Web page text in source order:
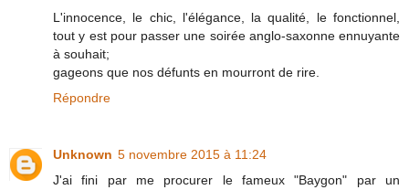
L'innocence, le chic, l'élégance, la qualité, le fonctionnel,
tout y est pour passer une soirée anglo-saxonne ennuyante
à souhait;
gageons que nos défunts en mourront de rire.
Répondre
Unknown 5 novembre 2015 à 11:24
J'ai fini par me procurer le fameux "Baygon" par un